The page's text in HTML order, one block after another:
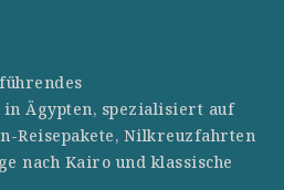
Ägypten, spezialisiert auf
Reisepakete, Nilkreuzfahrten
nach Kairo und klassische